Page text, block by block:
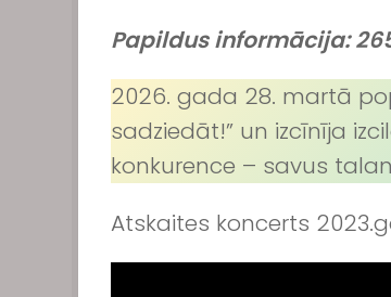
Papildus informācija:
2026. gada 28. martā
sadziedāt!” un izcīnīja
konkurence – savus
Atskaites koncerts